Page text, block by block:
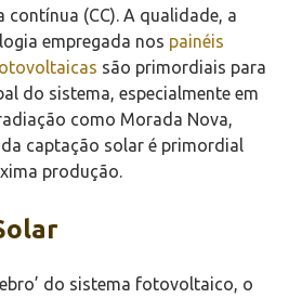
contínua (CC). A qualidade, a
empregada nos painéis
são primordiais para
do sistema, especialmente em
como Morada Nova,
captação solar é primordial
produção.
do sistema fotovoltaico, o